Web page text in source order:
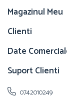
Magazinul Meu
Clienti
Date
Suport Clienti
0742010249